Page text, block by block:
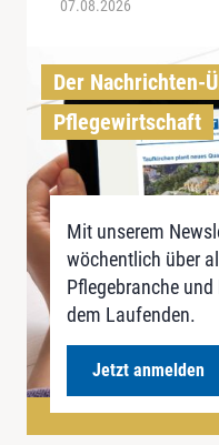
07.08.2026
Der Nachrichten-
Pflegewirtschaft
Mit unserem
wöchentlich über
Pflegebranche
dem Laufenden.
Jetzt anmelden